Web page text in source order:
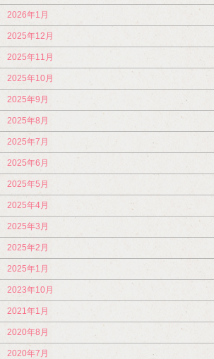
2026年1月
2025年12月
2025年11月
2025年10月
2025年9月
2025年8月
2025年7月
2025年6月
2025年5月
2025年4月
2025年3月
2025年2月
2025年1月
2023年10月
2021年1月
2020年8月
2020年7月